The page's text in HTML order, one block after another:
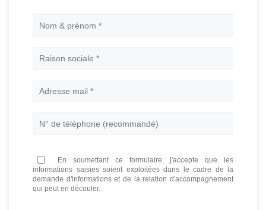
Nom
En soumettant ce formulaire, j'accepte que les
informations saisies soient exploitées dans le cadre de la
demande d'informations et de la relation d'accompagnement
qui peut en découler.